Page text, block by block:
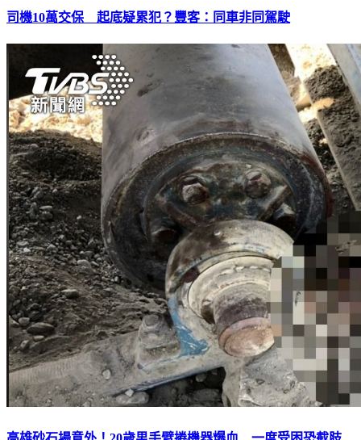
司機10萬交保 起底疑累犯？豐客：同車非同駕駛